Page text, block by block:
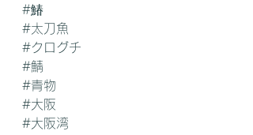
#鰆
#太刀魚
#クログチ
#鯖
#青物
#大阪
#大阪湾